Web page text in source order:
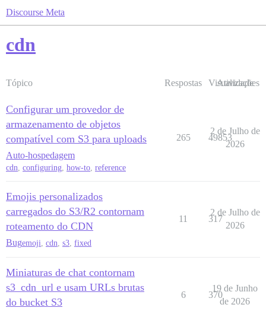
Discourse Meta
cdn
Tópico Respostas Visualizações
Atividade
Configurar um provedor de
armazenamento de objetos
compatível com S3 para uploads
Auto-hospedagem
cdn, configuring, how-to, reference
265 49853
2 de Julho de
2026
Emojis personalizados
carregados do S3/R2 contornam
roteamento do CDN
Bugemoji cdn s3 fixed
11 317
2 de Julho de
2026
Miniaturas de chat contornam
s3_cdn_url e usam URLs brutas
do bucket S3
6 370
19 de Junho
de 2026